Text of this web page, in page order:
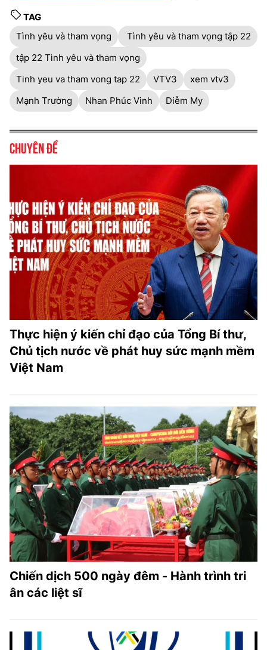
TAG
Tình yêu và tham vọng
Tình yêu và tham vọng tập 22
tập 22 Tình yêu và tham vọng
Tinh yeu va tham vong tap 22
VTV3
xem vtv3
Mạnh Trường
Nhan Phúc Vinh Diễm My
Chuyên đề
Thực hiện ý kiến chỉ đạo của Tổng Bí thư,
Chủ tịch nước về phát huy sức mạnh mềm
Việt Nam
Chiến dịch 500 ngày đêm - Hành trình tri
ân các liệt sĩ